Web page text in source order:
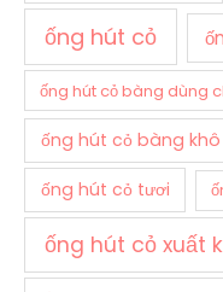
ống hút cỏ
ống hút cỏ bàng dùng
ống hút cỏ bàng khô
ống hút cỏ tươi
ống hút cỏ xuất